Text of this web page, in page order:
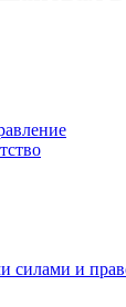
силами и